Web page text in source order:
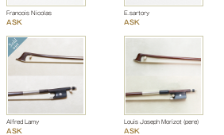
Francois Nicolas
ASK
E.sartory
ASK
Alfred Lamy
ASK
Louis Joseph Morizot (pere)
ASK